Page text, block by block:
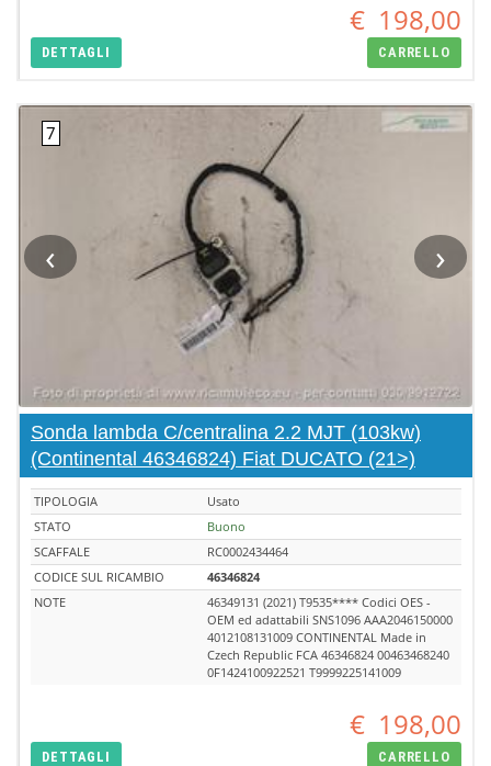
€ 198,00
DETTAGLI CARRELLO
‹ ›
Sonda lambda C/centralina 2.2 MJT (103kw)
(Continental 46346824) Fiat DUCATO (21>)
TIPOLOGIA
Usato
STATO
Buono
SCAFFALE
RC0002434464
CODICE SUL RICAMBIO
46346824
NOTE
46349131 (2021) T9535**** Codici OES -
OEM ed adattabili SNS1096 AAA2046150000
4012108131009 CONTINENTAL Made in
Czech Republic FCA 46346824 00463468240
0F1424100922521 T9999225141009
€ 198,00
DETTAGLI CARRELLO